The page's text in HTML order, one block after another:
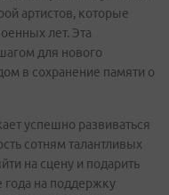
артистов, которые
лет. Эта
для нового
в сохранение памяти о
успешно развиваться
сотням талантливых
на сцену и подарить
года на поддержку